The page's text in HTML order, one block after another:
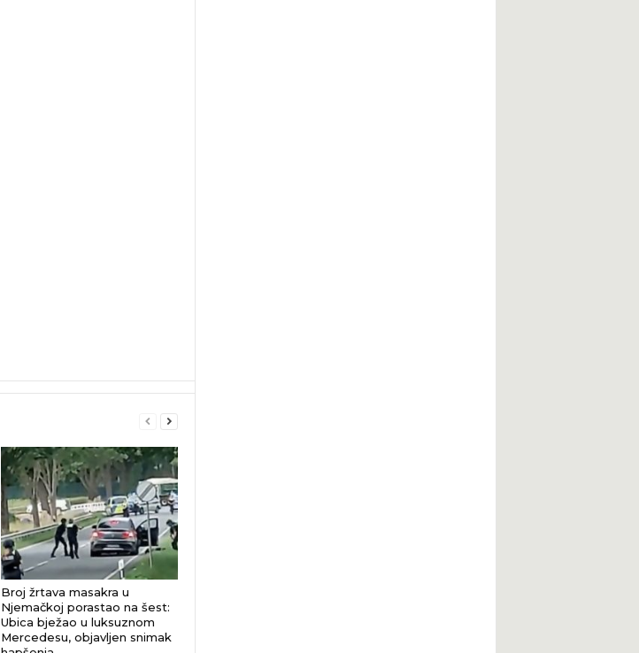
Broj žrtava masakra u
Njemačkoj porastao na šest:
Ubica bježao u luksuznom
Mercedesu, objavljen snimak